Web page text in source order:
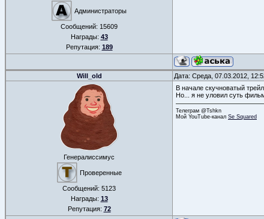
Администраторы
Сообщений: 15609
Награды: 43
Репутация: 189
Will_old Дата: Среда, 07.03.2012,
Генералиссимус
Проверенные
Сообщений: 5123
Награды: 13
Репутация: 72
В начале скучноватый
Но... я не уловил суть
Телеграм @Tshkn
Мой YouTube-канал Se Squared